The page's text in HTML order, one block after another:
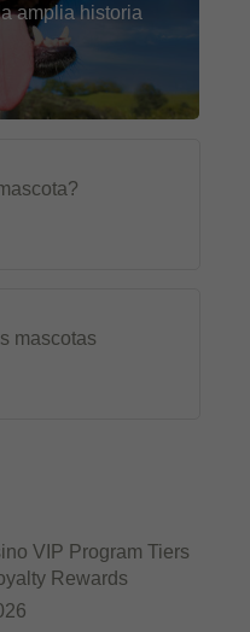
amplia historia
mascotas
VIP Program Tiers
Rewards